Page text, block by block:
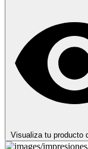
Visualiza tu producto